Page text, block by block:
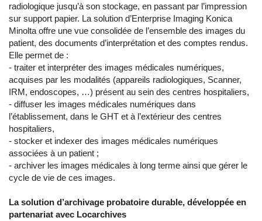
radiologique jusqu’à son stockage, en passant par l’impression
sur support papier. La solution d’Enterprise Imaging Konica
Minolta offre une vue consolidée de l’ensemble des images du
patient, des documents d’interprétation et des comptes rendus.
Elle permet de :
- traiter et interpréter des images médicales numériques,
acquises par les modalités (appareils radiologiques, Scanner,
IRM, endoscopes, …) présent au sein des centres hospitaliers,
- diffuser les images médicales numériques dans
l’établissement, dans le GHT et à l’extérieur des centres
hospitaliers,
- stocker et indexer des images médicales numériques
associées à un patient ;
- archiver les images médicales à long terme ainsi que gérer le
cycle de vie de ces images.
La solution d’archivage probatoire durable, développée en
partenariat avec Locarchives